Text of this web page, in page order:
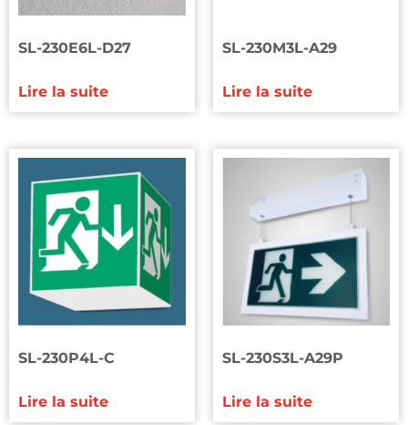
SL-230E6L-D27
Lire la suite
SL-230M3L-A29
Lire la suite
SL-230P4L-C
Lire la suite
SL-230S3L-A29P
Lire la suite